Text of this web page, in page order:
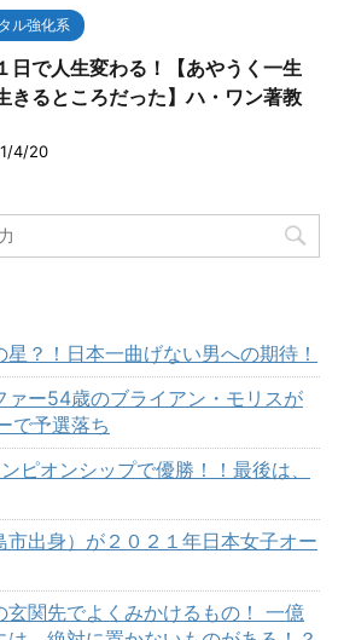
ル強化系
日で人生変わる！【あやうく一生
きるところだった】ハ・ワン著教
4/20
？！日本一曲げない男への期待！
ァー54歳のブライアン・モリスが
で予選落ち
ピオンシップで優勝！！最後は、
市出身）が２０２１年日本女子オー
玄関先でよくみかけるもの！ 一億